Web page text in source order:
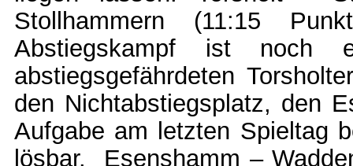
Stollhammern (11:15
Abstiegskampf ist noch
abstiegsgefährdeten
den Nichtabstiegsplatz, den
Aufgabe am letzten Spieltag
lösbar. Esenshamm –